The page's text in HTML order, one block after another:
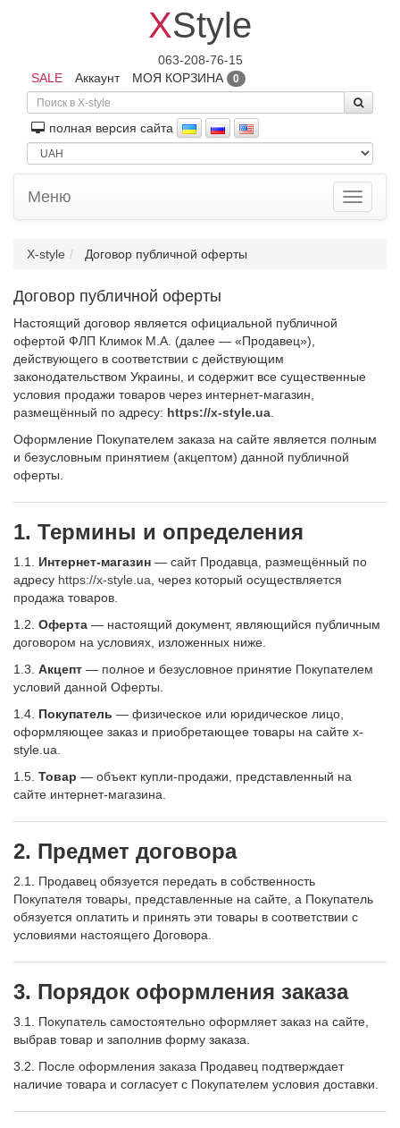
XStyle
063-208-76-15
SALE
Аккаунт МОЯ КОРЗИНА 0
полная версия сайта
Toggle
Меню
X-style Договор публичной оферты
Договор публичной оферты
Настоящий договор является официальной публичной
офертой ФЛП Климок М.А. (далее — «Продавец»),
действующего в соответствии с действующим
законодательством Украины, и содержит все существенные
условия продажи товаров через интернет-магазин,
размещённый по адресу: https://x-style.ua.
Оформление Покупателем заказа на сайте является полным
и безусловным принятием (акцептом) данной публичной
оферты.
1. Термины и определения
1.1. Интернет-магазин — сайт Продавца, размещённый по
адресу https://x-style.ua, через который осуществляется
продажа товаров.
1.2. Оферта — настоящий документ, являющийся публичным
договором на условиях, изложенных ниже.
1.3. Акцепт — полное и безусловное принятие Покупателем
условий данной Оферты.
1.4. Покупатель — физическое или юридическое лицо,
оформляющее заказ и приобретающее товары на сайте x-
style.ua.
1.5. Товар — объект купли-продажи, представленный на
сайте интернет-магазина.
2. Предмет договора
2.1. Продавец обязуется передать в собственность
Покупателя товары, представленные на сайте, а Покупатель
обязуется оплатить и принять эти товары в соответствии с
условиями настоящего Договора.
3. Порядок оформления заказа
3.1. Покупатель самостоятельно оформляет заказ на сайте,
выбрав товар и заполнив форму заказа.
3.2. После оформления заказа Продавец подтверждает
наличие товара и согласует с Покупателем условия доставки.